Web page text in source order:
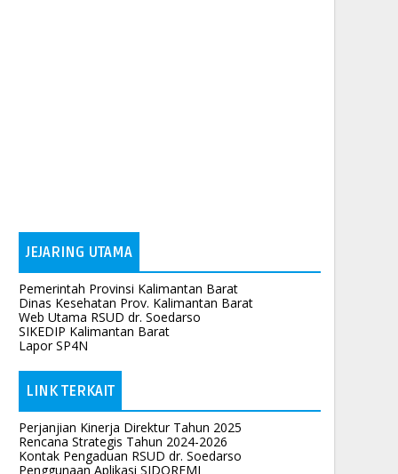
JEJARING UTAMA
Pemerintah Provinsi Kalimantan Barat
Dinas Kesehatan Prov. Kalimantan Barat
Web Utama RSUD dr. Soedarso
SIKEDIP Kalimantan Barat
Lapor SP4N
LINK TERKAIT
Perjanjian Kinerja Direktur Tahun 2025
Rencana Strategis Tahun 2024-2026
Kontak Pengaduan RSUD dr. Soedarso
Penggunaan Aplikasi SIDOREMI